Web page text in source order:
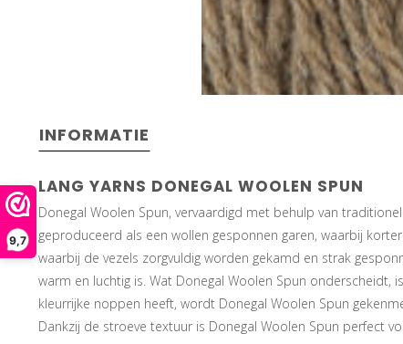
9,7
INFORMATIE
LANG YARNS DONEGAL WOOLEN SPUN
Donegal Woolen Spun, vervaardigd met behulp van
geproduceerd als een wollen gesponnen garen, waarbij
waarbij de vezels zorgvuldig worden gekamd en strak
warm en luchtig is. Wat Donegal Woolen Spun
kleurrijke noppen heeft, wordt Donegal Woolen Spun
Dankzij de stroeve textuur is Donegal Woolen Spun perfect